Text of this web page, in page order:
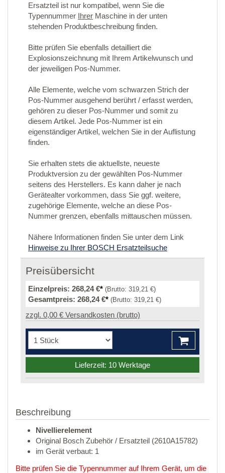
Ersatzteil ist nur kompatibel, wenn Sie die
Typennummer Ihrer Maschine in der unten
stehenden Produktbeschreibung finden.
Bitte prüfen Sie ebenfalls detailliert die
Explosionszeichnung mit Ihrem Artikelwunsch und
der jeweiligen Pos-Nummer.
Alle Elemente, welche vom schwarzen Strich der
Pos-Nummer ausgehend berührt / erfasst werden,
gehören zu dieser Pos-Nummer und somit zu
diesem Artikel. Jede Pos-Nummer ist ein
eigenständiger Artikel, welchen Sie in der Auflistung
finden.
Sie erhalten stets die aktuellste, neueste
Produktversion zu der gewählten Pos-Nummer
seitens des Herstellers. Es kann daher je nach
Gerätealter vorkommen, dass Sie ggf. weitere,
zugehörige Elemente, welche an diese Pos-
Nummer grenzen, ebenfalls mittauschen müssen.
Nähere Informationen finden Sie unter dem Link
Hinweise zu Ihrer BOSCH Ersatzteilsuche
Preisübersicht
Einzelpreis: 268,24 €* (Brutto: 319,21 €)
Gesamtpreis: 268,24 €* (Brutto: 319,21 €)
zzgl. 0,00 € Versandkosten (brutto)
Lieferzeit: 10 Werktage
Beschreibung
Nivellierelement
Original Bosch Zubehör / Ersatzteil (2610A15782)
im Gerät verbaut: 1
Bitte prüfen Sie die Typennummer auf Ihrem Gerät, um die